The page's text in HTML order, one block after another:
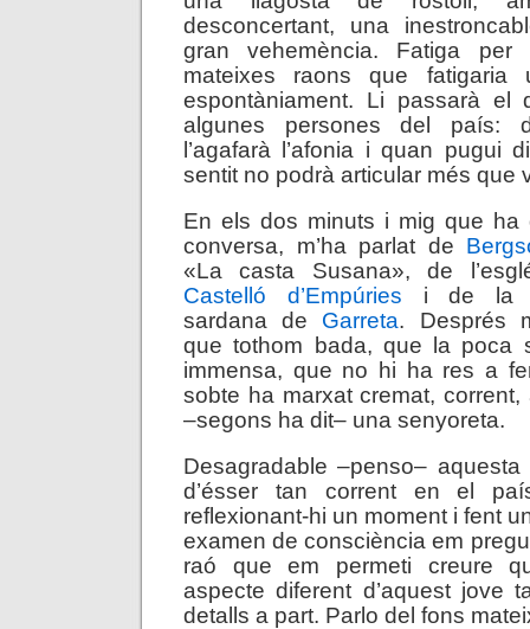
desconcertant, una
gran vehemència. Fatiga per
mateixes raons que fatigaria
espontàniament. Li passarà el
algunes persones del país:
l’agafarà l’afonia i quan pugui
sentit no podrà articular més que
En els dos minuts i mig que ha
conversa, m’ha parlat de
«La casta Susana», de
Castelló d’Empúries i de la
sardana de Garreta. Després
que tothom bada, que la poca
immensa, que no hi ha res a
sobte ha marxat cremat, corrent,
–segons ha dit– una senyoreta.
Desagradable –penso– aquesta
d’ésser tan corrent en el
reflexionant-hi un moment i fent
examen de consciència em
raó que em permeti creure
aspecte diferent d’aquest jove
detalls a part. Parlo del fons